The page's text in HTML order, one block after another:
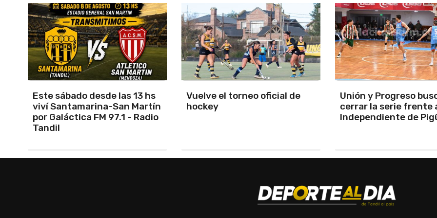
Vuelve el torneo oficial de
hockey
Unión y Progreso busca
cerrar la serie frente a
Se programó la
URD